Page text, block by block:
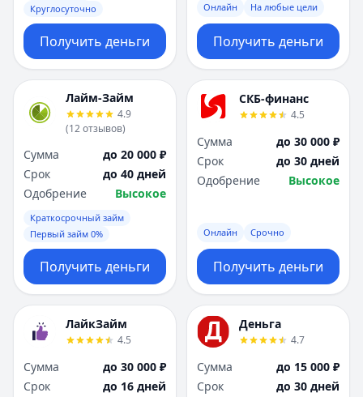
Круглосуточно
Получить деньги
Онлайн На любые цели
Получить деньги
Лайм-Займ
4.9
(12отзывов)
Сумма
до 20 000 ₽
Срок
до 40 дней
Одобрение
Высокое
Краткосрочный займ
Первый займ 0%
Получить деньги
СКБ-финанс
4.5
Сумма
до 30 000 ₽
Срок
до 30 дней
Одобрение
Высокое
Онлайн Срочно
Получить деньги
ЛайкЗайм
4.5
Сумма
до 30 000 ₽
Срок
до 16 дней
Деньга
4.7
Сумма
до 15 000 ₽
Срок
до 30 дней